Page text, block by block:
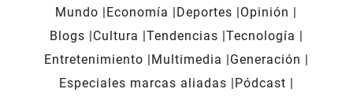
Mundo Economía Deportes
Opinión
Blogs
Cultura Tendencias Tecnología
Entretenimiento
Multimedia
Generación
Especiales marcas aliadas
Pódcast